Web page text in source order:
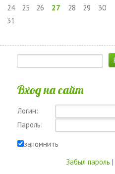
24
25 26 27 28 29
30
31
Вход на сайт
Логин:
Пароль:
запомнить
Забыл пароль |